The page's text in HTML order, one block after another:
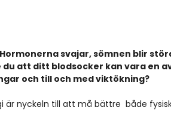
svajar, sömnen blir
att ditt blodsocker kan vara en
och till och med viktökning?
är nyckeln till att må bättre  både